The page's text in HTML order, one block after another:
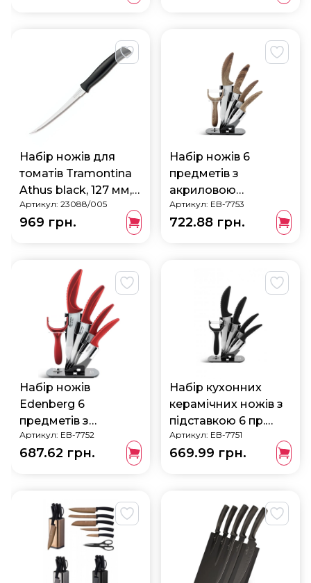
Набір ножів для
томатів Tramontina
Athus black, 127 мм,
12 шт 23088/005
Артикул: 23088/005
969 грн.
Набір ножів 6
предметів з
акриловою
підставкою
Edenberg EB-7753
Артикул: EB-7753
722.88 грн.
Набір ножів
Edenberg 6
предметів з
акриловою
підставкою EB-7752
Артикул: EB-7752
687.62 грн.
Набір кухонних
керамічних ножів з
підставкою 6 пр.
Edenberg EB-7751
Артикул: EB-7751
669.99 грн.